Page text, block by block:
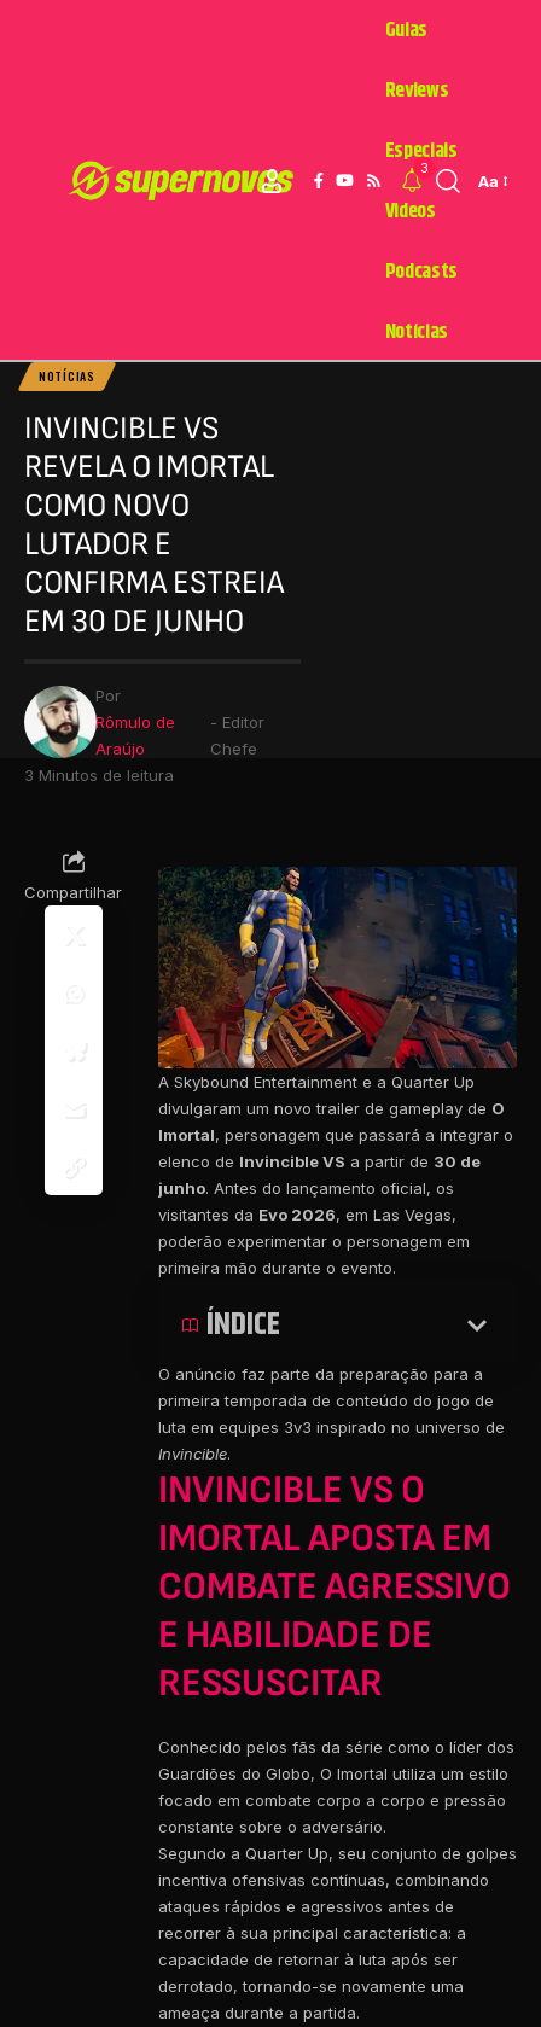
Guias
Reviews
Especiais
Videos
Podcasts
Notícias
3
Aa
NOTÍCIAS
INVINCIBLE VS
REVELA O IMORTAL
COMO NOVO
LUTADOR E
CONFIRMA ESTREIA
EM 30 DE JUNHO
Por
Rômulo de
Araújo
- Editor
Chefe
3 Minutos de leitura
Compartilhar
A Skybound Entertainment e a Quarter Up
divulgaram um novo trailer de gameplay de O
Imortal, personagem que passará a integrar o
elenco de Invincible VS a partir de 30 de
junho. Antes do lançamento oficial, os
visitantes da Evo 2026, em Las Vegas,
poderão experimentar o personagem em
primeira mão durante o evento.
ÍNDICE
O anúncio faz parte da preparação para a
primeira temporada de conteúdo do jogo de
luta em equipes 3v3 inspirado no universo de
Invincible.
INVINCIBLE VS O
IMORTAL APOSTA EM
COMBATE AGRESSIVO
E HABILIDADE DE
RESSUSCITAR
Conhecido pelos fãs da série como o líder dos
Guardiões do Globo, O Imortal utiliza um estilo
focado em combate corpo a corpo e pressão
constante sobre o adversário.
Segundo a Quarter Up, seu conjunto de golpes
incentiva ofensivas contínuas, combinando
ataques rápidos e agressivos antes de
recorrer à sua principal característica: a
capacidade de retornar à luta após ser
derrotado, tornando-se novamente uma
ameaça durante a partida.